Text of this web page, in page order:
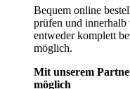
Bequem online
prüfen und
entweder komplett
möglich.
Mit unserem
möglich